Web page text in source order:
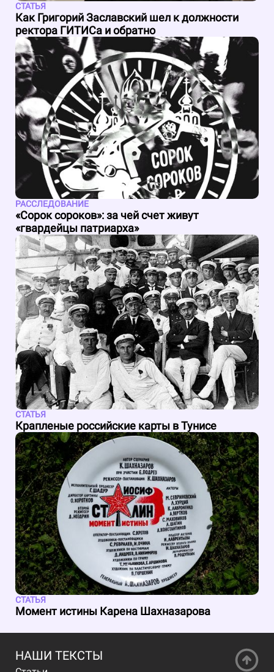
СТАТЬЯ
Как Григорий Заславский шел к должности
ректора ГИТИСа и обратно
РАССЛЕДОВАНИЕ
«Сорок сороков»: за чей счет живут
«гвардейцы патриарха»
СТАТЬЯ
Крапленые российские карты в Тунисе
СТАТЬЯ
Момент истины Карена Шахназарова
НАШИ ТЕКСТЫ